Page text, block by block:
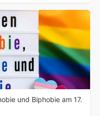
und Biphobie am 17.